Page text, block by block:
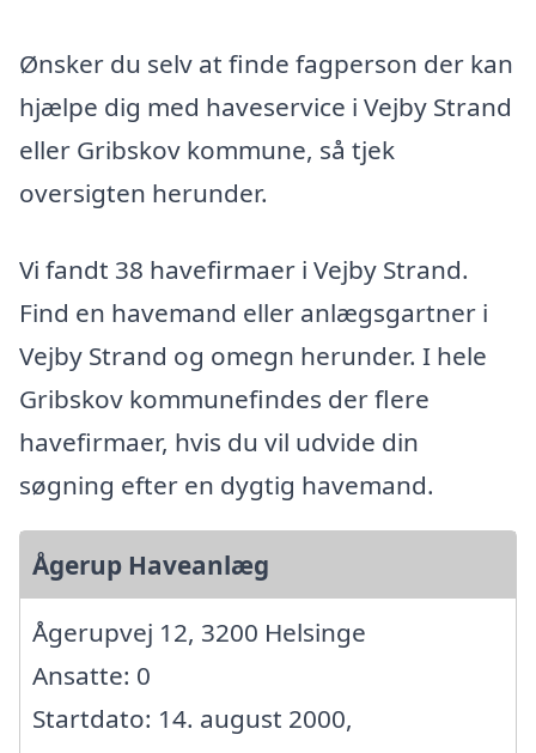
Ønsker du selv at finde fagperson der kan
hjælpe dig med haveservice i Vejby Strand
eller Gribskov kommune, så tjek
oversigten herunder.
Vi fandt 38 havefirmaer i Vejby Strand.
Find en havemand eller anlægsgartner i
Vejby Strand og omegn herunder. I hele
Gribskov kommunefindes der flere
havefirmaer, hvis du vil udvide din
søgning efter en dygtig havemand.
Ågerup Haveanlæg
Ågerupvej 12, 3200 Helsinge
Ansatte: 0
Startdato: 14. august 2000,